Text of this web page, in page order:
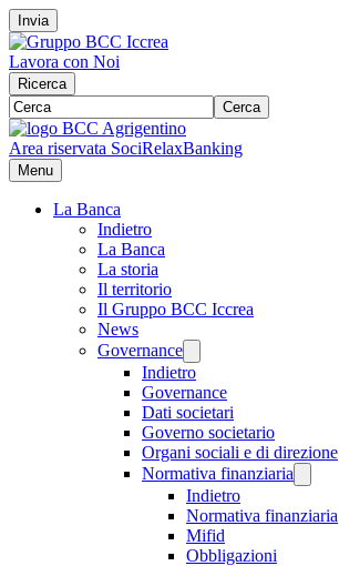
Invia
Lavora con Noi
Ricerca
Cerca
Area riservata SociRelaxBanking
Menu
La Banca
Indietro
La Banca
La storia
Il territorio
Il Gruppo BCC Iccrea
News
Governance
Indietro
Governance
Dati societari
Governo societario
Organi sociali e di direzione
Normativa finanziaria
Indietro
Normativa finanziaria
Mifid
Obbligazioni